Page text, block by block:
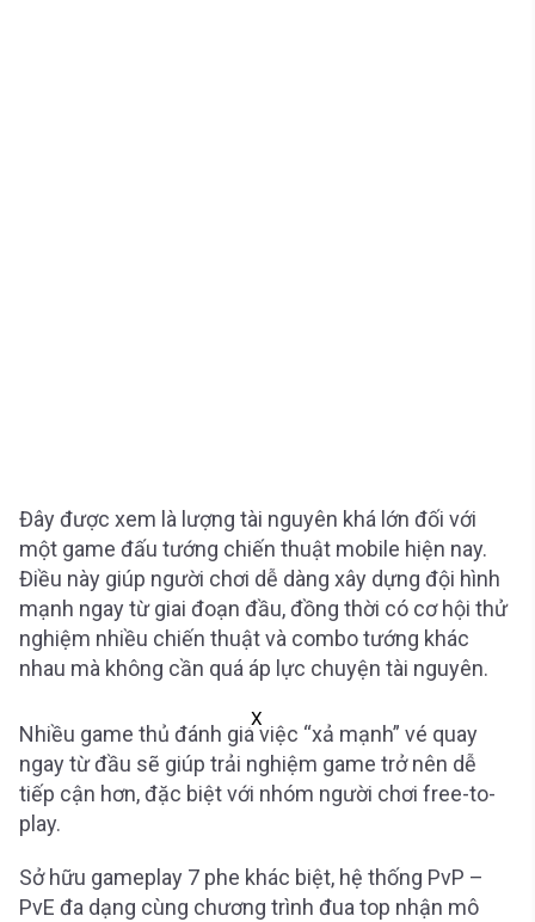
Đây được xem là lượng tài nguyên khá lớn đối với
một game đấu tướng chiến thuật mobile hiện nay.
Điều này giúp người chơi dễ dàng xây dựng đội hình
mạnh ngay từ giai đoạn đầu, đồng thời có cơ hội thử
nghiệm nhiều chiến thuật và combo tướng khác
nhau mà không cần quá áp lực chuyện tài nguyên.
X
Nhiều game thủ đánh giá việc “xả mạnh” vé quay
ngay từ đầu sẽ giúp trải nghiệm game trở nên dễ
tiếp cận hơn, đặc biệt với nhóm người chơi free-to-
play.
Sở hữu gameplay 7 phe khác biệt, hệ thống PvP –
PvE đa dạng cùng chương trình đua top nhận mô